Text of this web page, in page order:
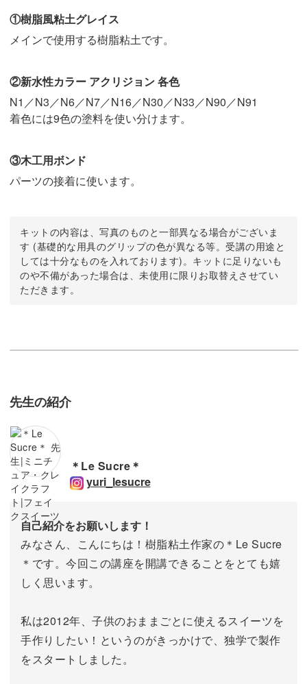
①樹脂風粘土グレイス
メインで使用する樹脂粘土です。
②新水性カラー アクリジョン 各色
N1／N3／N6／N7／N16／N30／N33／N90／N91
着色には9色の塗料を使い分けます。
③木工用ボンド
パーツの接着に使います。
キットの内容は、写真のものと一部異なる場合がございま
す (基礎的な用具のグリップの色が異なる等。受講の用途と
しては十分なものを入れております)。キットに足りないも
のや不備があった場合は、未使用に限りお取替えさせてい
ただきます。
先生の紹介
＊Le Sucre＊
yuri_lesucre
自己紹介をお願いします！
みなさん、こんにちは！樹脂粘土作家の＊Le Sucre
＊です。今回この講座を開講できることをとても嬉
しく思います。
私は2012年、子供のおままごとに使えるスイーツを
手作りしたい！というのがきっかけで、独学で製作
をスタートしました。